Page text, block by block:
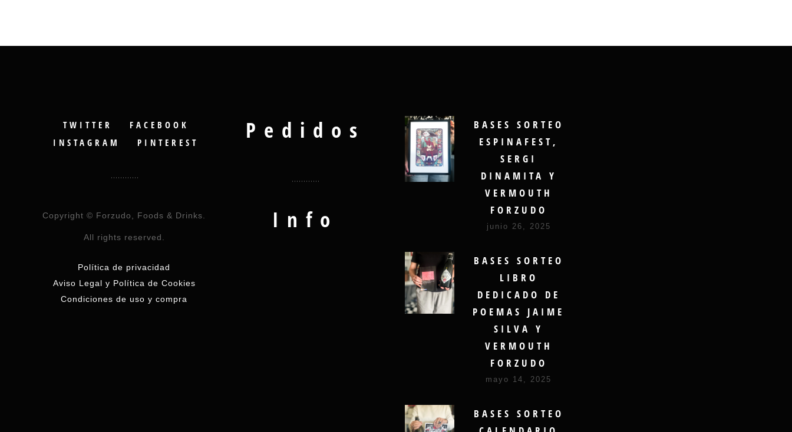
TWITTER
FACEBOOK
INSTAGRAM
PINTEREST
Copyright © Forzudo, Foods & Drinks.
All rights reserved.
Política de privacidad
Aviso Legal y Política de Cookies
Condiciones de uso y compra
Pedidos
Info
BASES SORTEO
ESPINAFEST,
SERGI
DINAMITA Y
VERMOUTH
FORZUDO
junio 26, 2025
BASES SORTEO
LIBRO
DEDICADO DE
POEMAS JAIME
SILVA Y
VERMOUTH
FORZUDO
mayo 14, 2025
BASES SORTEO